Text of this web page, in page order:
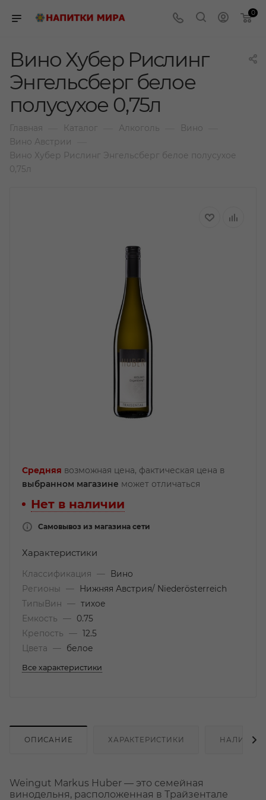
0
Вино Хубер Рислинг
Энгельсберг белое
полусухое 0,75л
Главная Каталог Алкоголь Вино
Вино Австрии
Вино Хубер Рислинг Энгельсберг белое полусухое
0,75л
Средняя возможная цена, фактическая цена в
выбранном магазине может отличаться
Нет в наличии
Самовывоз из магазина сети
Характеристики
Классификация —
Вино
Регионы
—
Нижняя Австрия/ Niederösterreich
ТипыВин
— тихое
Емкость
—
0.75
Крепость
— 12.5
Цвета
— белое
Все характеристики
ОПИСАНИЕ ХАРАКТЕРИСТИКИ НАЛИЧИЕ
Weingut Markus Huber — это семейная
винодельня, расположенная в Трайзентале